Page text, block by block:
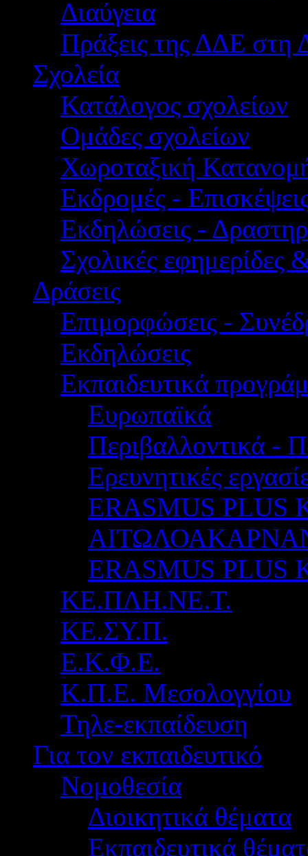
Διαύγεια
Πράξεις της ΔΔΕ στη
Σχολεία
Κατάλογος σχολείων
Ομάδες σχολείων
Χωροταξική
Εκδρομές -
Εκδηλώσεις -
Σχολικές εφημερίδες
Δράσεις
Επιμορφώσεις -
Εκδηλώσεις
Εκπαιδευτικά
Ευρωπαϊκά
Περιβαλλοντικά -
Ερευνητικές
ERASMUS PLUS
ERASMUS
ΚΕ.ΠΛΗ.ΝΕ.Τ.
ΚΕ.ΣΥ.Π.
Ε.Κ.Φ.Ε.
Κ.Π.Ε. Μεσολογγίου
Τηλε-εκπαίδευση
Για τον εκπαιδευτικό
Νομοθεσία
Διοικητικά θέματα
Εκπαιδευτικά